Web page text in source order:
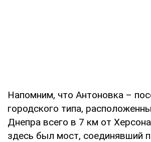
Напомним, что Антоновка –
городского типа,
Днепра всего в 7 км от
здесь был мост, соединявший